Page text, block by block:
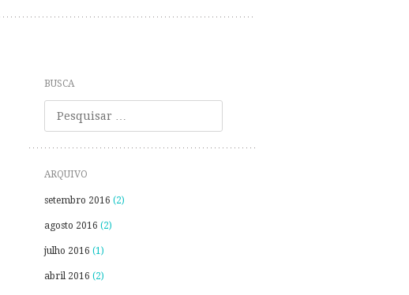
BUSCA
Pesquisa
ARQUIVO
setembro 2016 (2)
agosto 2016 (2)
julho 2016 (1)
abril 2016 (2)